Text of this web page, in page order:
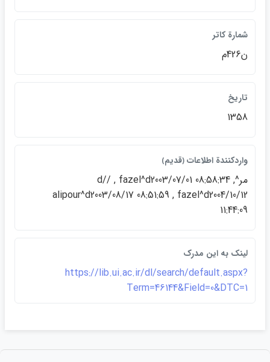
شمارة كاتر
ن426م
تاريخ
1358
واردكنندة اطلاعات ﴿قديم﴾
مر^d// , fazel^d2003/07/01 08:58:34 ,
alipour^d2003/08/17 08:51:59 , fazel^d2004/10/12
11:44:09
لينک به اين مدرک
https://lib.ui.ac.ir/dl/search/default.aspx?
Term=46144&Field=0&DTC=1